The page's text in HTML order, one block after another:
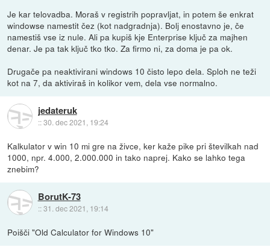
Je kar telovadba. Moraš v registrih popravljat, in potem še enkrat
windowse namestit čez (kot nadgradnja). Bolj enostavno je, če
namestiš vse iz nule. Ali pa kupiš kje Enterprise ključ za majhen
denar. Je pa tak ključ tko tko. Za firmo ni, za doma je pa ok.
Drugače pa neaktivirani windows 10 čisto lepo dela. Sploh ne teži
kot na 7, da aktiviraš in kolikor vem, dela vse normalno.
jedateruk
::30. dec 2021, 19:24
Kalkulator v win 10 mi gre na živce, ker kaže pike pri številkah nad
1000, npr. 4.000, 2.000.000 in tako naprej. Kako se lahko tega
znebim?
BorutK-73
::31. dec 2021, 19:14
Poišči "Old Calculator for Windows 10"